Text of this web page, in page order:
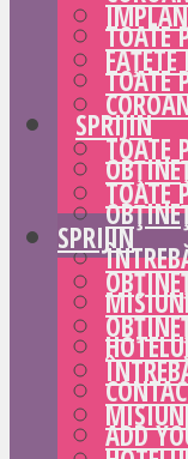
TOATE
TOATE
SPRIJIN
ADD
FAȚETE
TOATE
TOATE
SPRIJIN